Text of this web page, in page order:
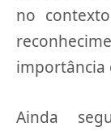
no
importância
Ainda